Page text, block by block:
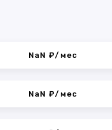
NaN ₽/мес
NaN ₽/мес